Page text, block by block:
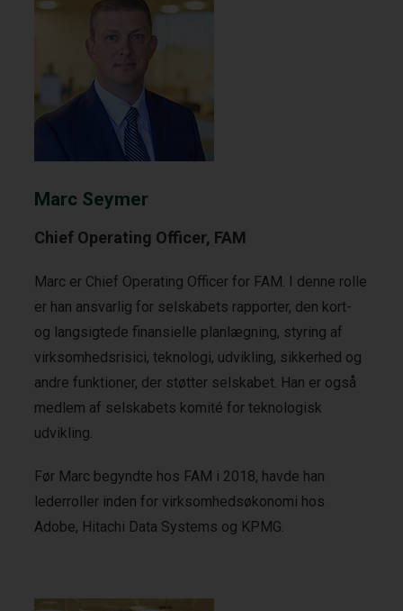
Marc Seymer
Chief Operating Officer, FAM
Marc er Chief Operating Officer for FAM. I denne rolle
er han ansvarlig for selskabets rapporter, den kort-
og langsigtede finansielle planlægning, styring af
virksomhedsrisici, teknologi, udvikling, sikkerhed og
andre funktioner, der støtter selskabet. Han er også
medlem af selskabets komité for teknologisk
udvikling.
Før Marc begyndte hos FAM i 2018, havde han
lederroller inden for virksomhedsøkonomi hos
Adobe, Hitachi Data Systems og KPMG.